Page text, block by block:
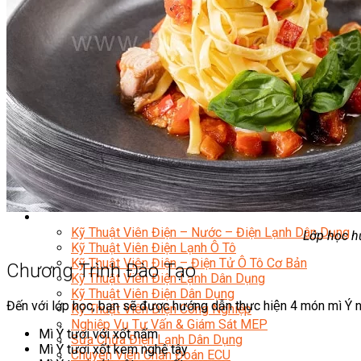
Học Piano Trẻ Em
Học Đàn Guitar
Học Guitar Đệm Hát
Học Electric Guitar (Guitar Điện)
Học Electric Guitar Cover
Học Keyboard
Học Đánh Trống Jazz
Học Thanh Nhạc
Học Thanh Nhạc Trẻ Em
Học Hát Hay Như Thần Tượng
Học K-POP Dance
Học Nhảy Hiện Đại
Chuyên Đề Tiktok Dance
Kỹ Thuật – Công Nghệ
Kỹ Thuật Viên Điện – Nước – Điện Lạnh Dân Dụng
Kỹ Thuật Viên Điện Lạnh Ô Tô
Kỹ Thuật Viên Điện – Điện Tử Ô Tô Cơ Bản
Kỹ Thuật Viên Điện Lạnh Dân Dụng
Kỹ Thuật Viên Điện Dân Dụng
Kỹ Thuật Viên Điện Công Nghiệp
Nghiệp Vụ Tư Vấn & Giám Sát MEP
Sửa Chữa Điện Lạnh Dân Dụng
Chuyên Viên Chẩn Đoán ECU
Lớp học
Chương Trình Đào Tạo
Đến với lớp học, bạn sẽ được hướng dẫn thực hiện 4 món mì Ý
Mì Ý tươi với xốt nấm
Mì Ý tươi xốt kem nghệ tây